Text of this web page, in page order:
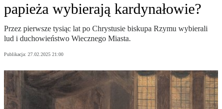
papieża wybierają kardynałowie?
Przez pierwsze tysiąc lat po Chrystusie biskupa Rzymu wybierali
lud i duchowieństwo Wiecznego Miasta.
Publikacja: 27.02.2025 21:00